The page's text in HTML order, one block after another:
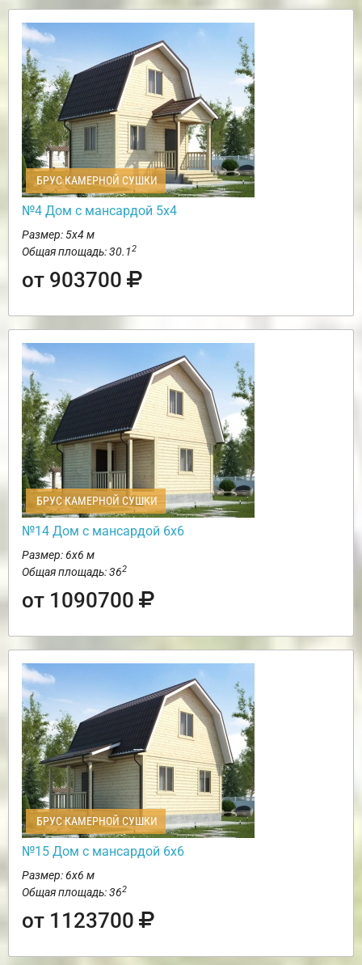
БРУС КАМЕРНОЙ СУШКИ
№4 Дом с мансардой 5х4
Размер: 5х4 м
Общая площадь: 30.12
от 903700
БРУС КАМЕРНОЙ СУШКИ
№14 Дом с мансардой 6х6
Размер: 6х6 м
Общая площадь: 362
от 1090700
БРУС КАМЕРНОЙ СУШКИ
№15 Дом с мансардой 6х6
Размер: 6х6 м
Общая площадь: 362
от 1123700